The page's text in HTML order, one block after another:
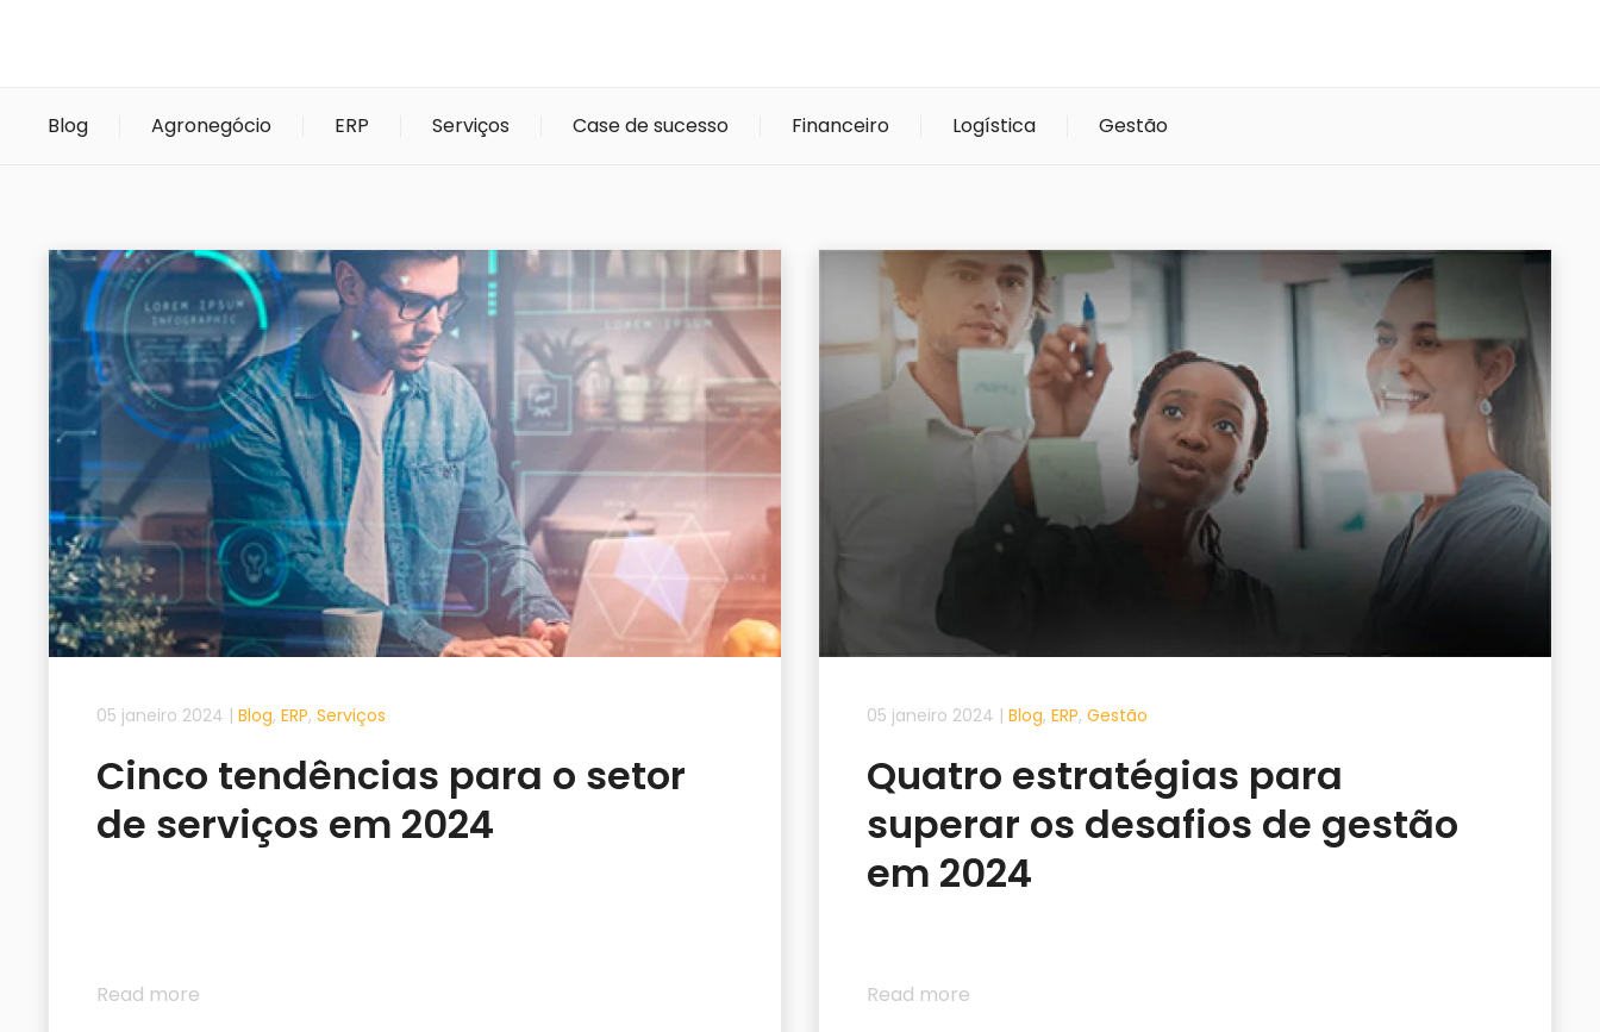
Blog Agronegócio ERP Serviços Case de sucesso Financeiro Logística Gestão
05 janeiro 2024 | Blog, ERP, Serviços
Cinco tendências para o setor
de serviços em 2024
Read more
05 janeiro 2024 | Blog, ERP, Gestão
Quatro estratégias para
superar os desafios de gestão
em 2024
Read more